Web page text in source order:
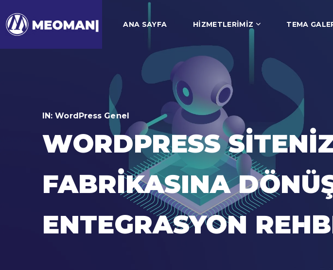
ANA SAYFA HIZMETLERIMIZ TEMA
IN: WordPress Genel
WORDPRESS
FABRIKASINA
ENTEGRASYON